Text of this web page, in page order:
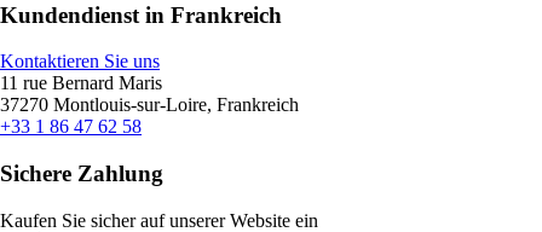
Kundendienst in Frankreich
Kontaktieren Sie uns
11 rue Bernard Maris
37270 Montlouis-sur-Loire, Frankreich
+33 1 86 47 62 58
Sichere Zahlung
Kaufen Sie sicher auf unserer Website ein